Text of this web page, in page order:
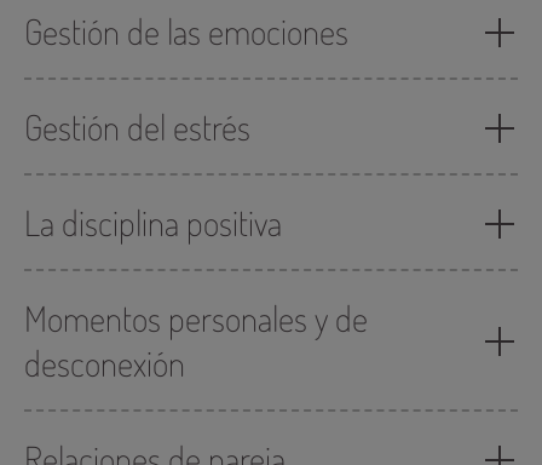
Gestión de las emociones
Gestión del estrés
La disciplina positiva
Momentos personales y de
desconexión